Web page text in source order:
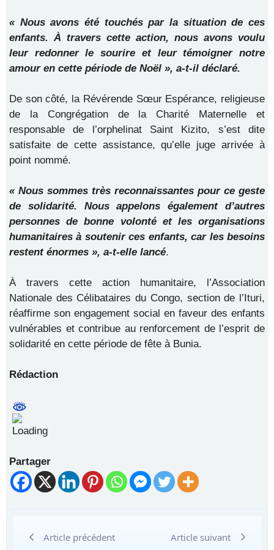
« Nous avons été touchés par la situation de ces
enfants. À travers cette action, nous avons voulu
leur redonner le sourire et leur témoigner notre
amour en cette période de Noël », a-t-il déclaré.
De son côté, la Révérende Sœur Espérance, religieuse
de la Congrégation de la Charité Maternelle et
responsable de l’orphelinat Saint Kizito, s’est dite
satisfaite de cette assistance, qu’elle juge arrivée à
point nommé.
« Nous sommes très reconnaissantes pour ce geste
de solidarité. Nous appelons également d’autres
personnes de bonne volonté et les organisations
humanitaires à soutenir ces enfants, car les besoins
restent énormes », a-t-elle lancé.
À travers cette action humanitaire, l’Association
Nationale des Célibataires du Congo, section de l’Ituri,
réaffirme son engagement social en faveur des enfants
vulnérables et contribue au renforcement de l’esprit de
solidarité en cette période de fête à Bunia.
Rédaction
Partager
Article précédent Article suivant